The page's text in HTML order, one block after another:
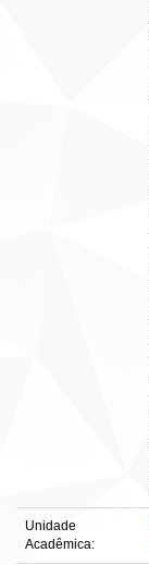
Unidade
Acadêmica: